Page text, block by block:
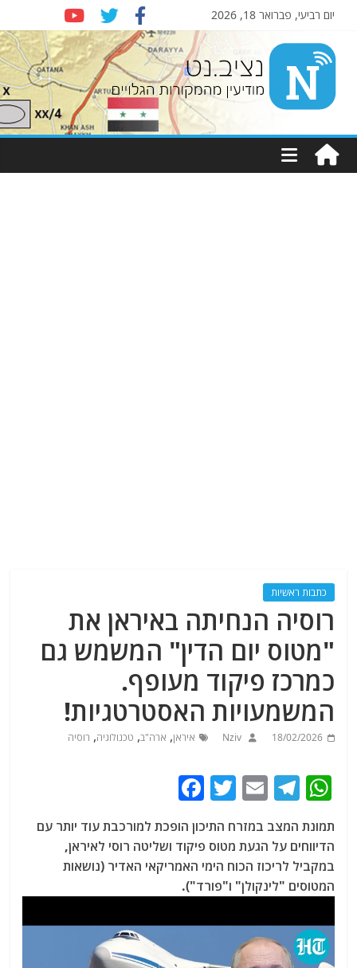
יום רביעי, פברואר 18, 2026
Nziv.net
מודיעין
מהמקורות
כתבות ראשיות
רוסיה הנחיתה באיראן את
"מטוס יום הדין" המשמש גם
כמרכז פיקוד מעופף.
המשמעויות האסטרטגיות!
18/02/2026
Nziv איראן, ארה"ב, טכנולוגיה, רוסיה
W
at
s
A
p
T
e
g
ra
E
ai
l
T
itt
er
c
e
b
o
תמונת המצב במזרח התיכון הופכת למורכבת עוד יותר עם
הדיווחים על הגעת מטוס פיקוד ושליטה רוסי לאיראן,
במקביל לריכוז הכוח הימי האמריקאי האדיר (נושאות
המטוסים "לינקולן" ו"פורד").